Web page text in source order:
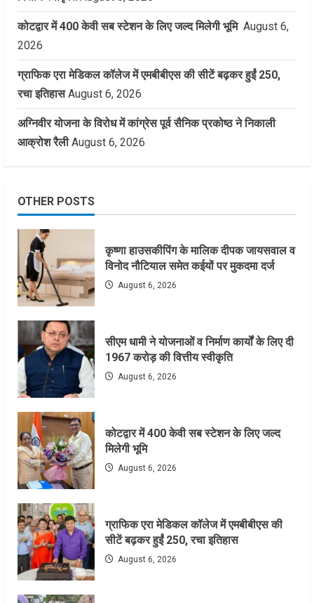
कोटद्वार में 400 केवी सब स्टेशन के लिए जल्द मिलेगी भूमि August 6,
2026
ग्राफिक एरा मेडिकल कॉलेज में एमबीबीएस की सीटें बढ़कर हुईं 250,
रचा इतिहास August 6, 2026
अग्निवीर योजना के विरोध में कांग्रेस पूर्व सैनिक प्रकोष्ठ ने निकाली
आक्रोश रैली August 6, 2026
OTHER POSTS
कृष्णा हाउसकीपिंग के मालिक दीपक जायसवाल व
विनोद नौटियाल समेत कईयों पर मुकदमा दर्ज
August 6, 2026
सीएम धामी ने योजनाओं व निर्माण कार्यों के लिए दी
1967 करोड़ की वित्तीय स्वीकृति
August 6, 2026
कोटद्वार में 400 केवी सब स्टेशन के लिए जल्द
मिलेगी भूमि
August 6, 2026
ग्राफिक एरा मेडिकल कॉलेज में एमबीबीएस की
सीटें बढ़कर हुईं 250, रचा इतिहास
August 6, 2026